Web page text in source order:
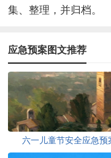
集、整理，并归档。
应急预案图文推荐
六一儿童节安全应急预